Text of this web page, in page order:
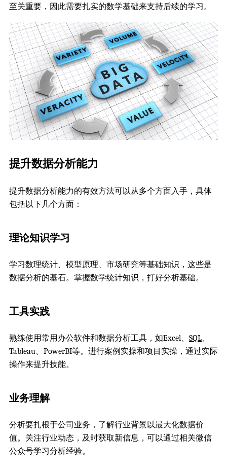
至关重要，因此需要扎实的数学基础来支持后续的学习。
提升数据分析能力
提升数据分析能力的有效方法可以从多个方面入手，具体
包括以下几个方面：
理论知识学习
学习数理统计、模型原理、市场研究等基础知识，这些是
数据分析的基石。掌握数学统计知识，打好分析基础。
工具实践
熟练使用常用办公软件和数据分析工具，如Excel、 SQL、
Tableau、PowerBI等。进行案例实操和项目实操，通过实际
操作来提升技能。
业务理解
分析要扎根于公司业务，了解行业背景以最大化数据价
值。关注行业动态，及时获取新信息，可以通过相关微信
公众号学习分析经验。